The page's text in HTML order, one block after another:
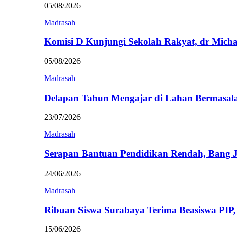
05/08/2026
Madrasah
Komisi D Kunjungi Sekolah Rakyat, dr
05/08/2026
Madrasah
Delapan Tahun Mengajar di Lahan
23/07/2026
Madrasah
Serapan Bantuan Pendidikan Rendah,
24/06/2026
Madrasah
Ribuan Siswa Surabaya Terima Beasiswa
15/06/2026